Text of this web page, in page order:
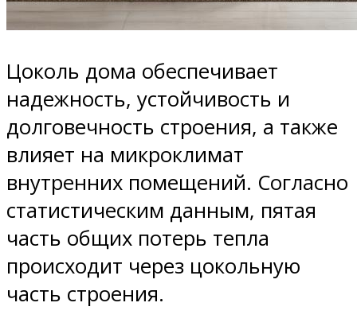
Цоколь дома обеспечивает
надежность, устойчивость и
долговечность строения, а также
влияет на микроклимат
внутренних помещений. Согласно
статистическим данным, пятая
часть общих потерь тепла
происходит через цокольную
часть строения.